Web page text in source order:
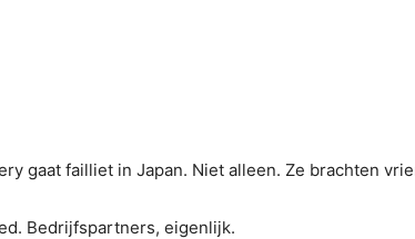
gaat failliet in Japan. Niet alleen. Ze brachten
Bedrijfspartners, eigenlijk.